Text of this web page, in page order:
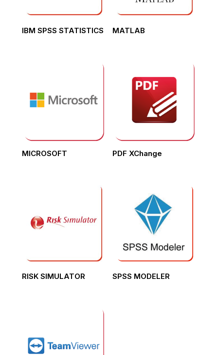
IBM SPSS STATISTICS MATLAB
MICROSOFT PDF XChange
RISK SIMULATOR SPSS MODELER